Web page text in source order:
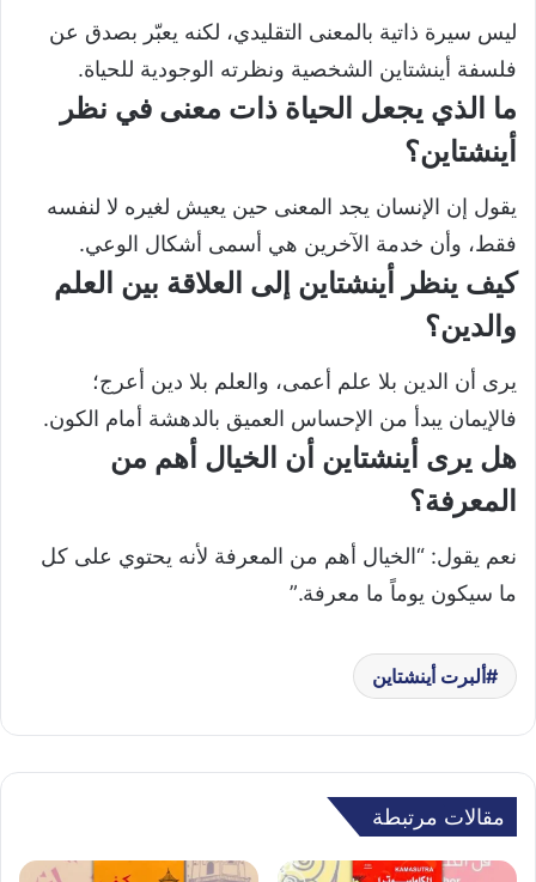
ليس سيرة ذاتية بالمعنى التقليدي، لكنه يعبّر بصدق عن
فلسفة أينشتاين الشخصية ونظرته الوجودية للحياة.
ما الذي يجعل الحياة ذات معنى في نظر
أينشتاين؟
يقول إن الإنسان يجد المعنى حين يعيش لغيره لا لنفسه
فقط، وأن خدمة الآخرين هي أسمى أشكال الوعي.
كيف ينظر أينشتاين إلى العلاقة بين العلم
والدين؟
يرى أن الدين بلا علم أعمى، والعلم بلا دين أعرج؛
فالإيمان يبدأ من الإحساس العميق بالدهشة أمام الكون.
هل يرى أينشتاين أن الخيال أهم من
المعرفة؟
نعم يقول: “الخيال أهم من المعرفة لأنه يحتوي على كل
ما سيكون يوماً ما معرفة.”
ألبرت أينشتاين
مقالات مرتبطة